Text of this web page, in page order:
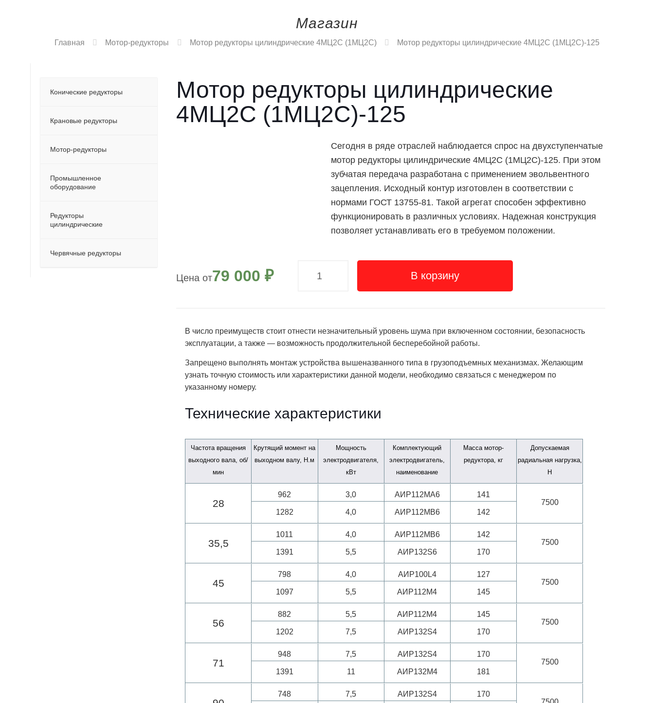
Магазин
Главная Мотор-редукторы Мотор редукторы цилиндрические 4МЦ2С (1МЦ2С) Мотор редукторы цилиндрические 4МЦ2С (1МЦ2С)-125
Мотор редукторы цилиндрические
4МЦ2С (1МЦ2С)-125
Сегодня в ряде отраслей наблюдается спрос на двухступенчатые
мотор редукторы цилиндрические 4МЦ2С (1МЦ2С)-125. При этом
зубчатая передача разработана с применением эвольвентного
зацепления. Исходный контур изготовлен в соответствии с
нормами ГОСТ 13755-81. Такой агрегат способен эффективно
функционировать в различных условиях. Надежная конструкция
позволяет устанавливать его в требуемом положении.
79 000 ₽ В корзину
В число преимуществ стоит отнести незначительный уровень шума при включенном состоянии, безопасность
эксплуатации, а также ― возможность продолжительной бесперебойной работы.
Запрещено выполнять монтаж устройства вышеназванного типа в грузоподъемных механизмах. Желающим
узнать точную стоимость или характеристики данной модели, необходимо связаться с менеджером по
указанному номеру.
Технические характеристики
Частота вращения
выходного вала, об/
мин
Крутящий момент на
выходном валу, Н.м
Мощность
электродвигателя,
кВт
Комплектующий
электродвигатель,
наименование
Масса мотор-
редуктора, кг
Допускаемая
радиальная нагрузка,
Н
28
962
1282
3,0
4,0
АИР112MA6
АИР112MB6
141
142
7500
35,5
1011
1391
4,0
5,5
АИР112MB6
АИР132S6
142
170
7500
45
798
1097
4,0
5,5
АИР100L4
АИР112M4
127
145
7500
56
882
1202
5,5
7,5
АИР112M4
АИР132S4
145
170
7500
71
948
1391
7,5
11
АИР132S4
АИР132M4
170
181
7500
748 7,5 АИР132S4 170
Конические редукторы
Крановые редукторы
Мотор-редукторы
Промышленное
оборудование
Редукторы
цилиндрические
Червячные редукторы